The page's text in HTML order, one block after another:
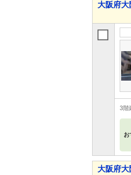
大阪府
3階
お
大阪府